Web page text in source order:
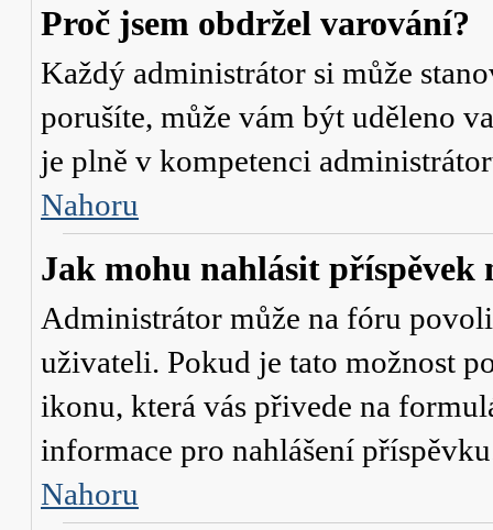
Proč jsem obdržel varování?
Každý administrátor si může
porušíte, může vám být uděleno
je plně v kompetenci
Nahoru
Jak mohu nahlásit příspěvek
Administrátor může na fóru
uživateli. Pokud je tato možnost
ikonu, která vás přivede na
informace pro nahlášení
Nahoru